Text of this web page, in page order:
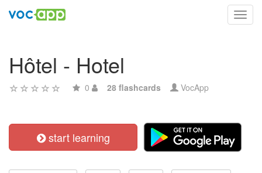
Hôtel - Hotel
0 28 flashcards VocApp
start learning